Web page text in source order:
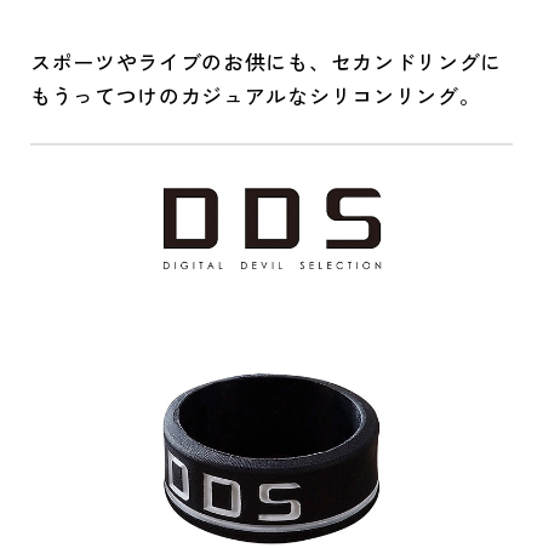
スポーツやライブのお供にも、セカンドリングに
もうってつけのカジュアルなシリコンリング。